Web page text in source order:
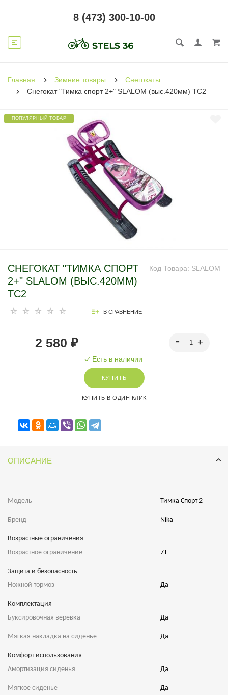
8 (473) 300-10-00
Главная Зимние товары
Снегокаты
Снегокат "Тимка спорт 2+" SLALOM (выс.420мм) ТС2
ПОПУЛЯРНЫЙ ТОВАР
Код Товара: SLALOM
СНЕГОКАТ "ТИМКА СПОРТ
2+" SLALOM (ВЫС.420ММ)
ТС2
В СРАВНЕНИЕ
2 580 ₽
Есть в наличии
КУПИТЬ
КУПИТЬ В ОДИН КЛИК
ОПИСАНИЕ
Модель Тимка Спорт 2
Бренд Nika
Возрастные ограничения
Возрастное ограничение
7+
Защита и безопасность
Ножной тормоз
Да
Комплектация
Буксировочная веревка
Да
Мягкая накладка на сиденье Да
Комфорт использования
Амортизация сиденья
Да
Мягкое сиденье Да